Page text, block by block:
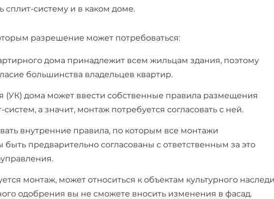
сплит-систему и в каком доме.
разрешение может потребоваться:
дома принадлежит всем жильцам здания, поэтому
большинства владельцев квартир.
дома может ввести собственные правила размещения
а значит, монтаж потребуется согласовать с ней.
внутренние правила, по которым все монтажи
предварительно согласованы с ответственным за это
монтаж, может относиться к объектам культурного
одобрения вы не сможете вносить изменения в фасад.